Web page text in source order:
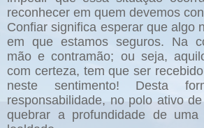
reconhecer em quem devemos
Confiar significa esperar que algo
em que estamos seguros. Na
mão e contramão; ou seja,
com certeza, tem que ser
neste sentimento! Desta
responsabilidade, no polo ativo
quebrar a profundidade de